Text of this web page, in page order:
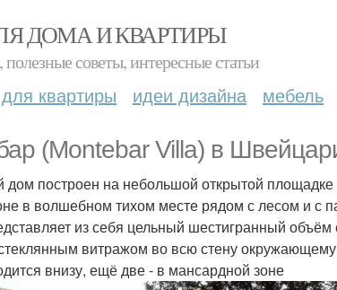
ДОМА И КВАРТИРЫ
советы, интересные статьи
квартиры идеи дизайна мебель
(Montebar Villa) в
построен на небольшой открытой
в волшебном тихом месте рядом с лесом и с
из себя цельный шестигранный
витражом во всю стену
внизу, ещё две - в мансардной зоне